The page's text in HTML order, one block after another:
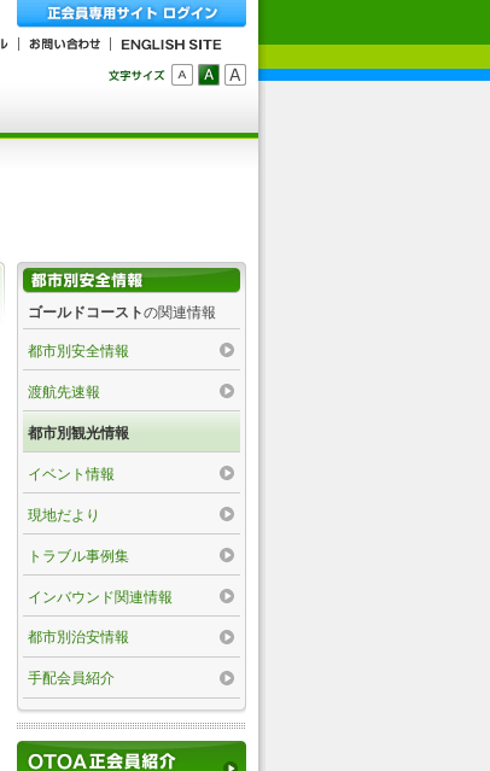
ゴールドコーストの関連情報
都市別安全情報
渡航先速報
都市別観光情報
イベント情報
現地だより
トラブル事例集
インバウンド関連情報
都市別治安情報
手配会員紹介